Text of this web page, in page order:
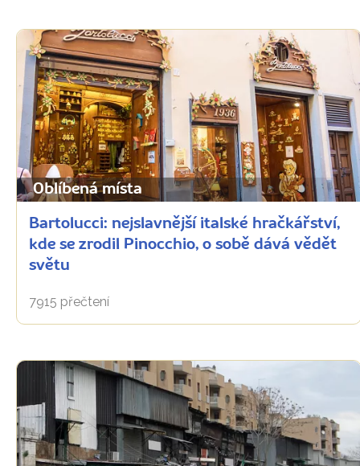
Oblíbená místa
Bartolucci: nejslavnější italské hračkářství,
kde se zrodil Pinocchio, o sobě dává vědět
světu
7915 přečtení